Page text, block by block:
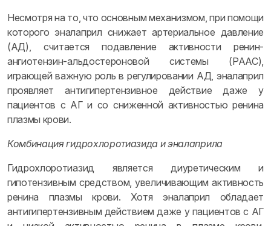
Несмотря на то, что основным механизмом, при помощи
которого эналаприл снижает артериальное давление
(АД), считается подавление активности ренин-
ангиотензин-альдостероновой системы (РААС),
играющей важную роль в регулировании АД, эналаприл
проявляет антигипертензивное действие даже у
пациентов с АГ и со сниженной активностью ренина
плазмы крови.
Комбинация гидрохлоротиазида и эналаприла
Гидрохлоротиазид является диуретическим и
гипотензивным средством, увеличивающим активность
ренина плазмы крови. Хотя эналаприл обладает
антигипертензивным действием даже у пациентов с АГ